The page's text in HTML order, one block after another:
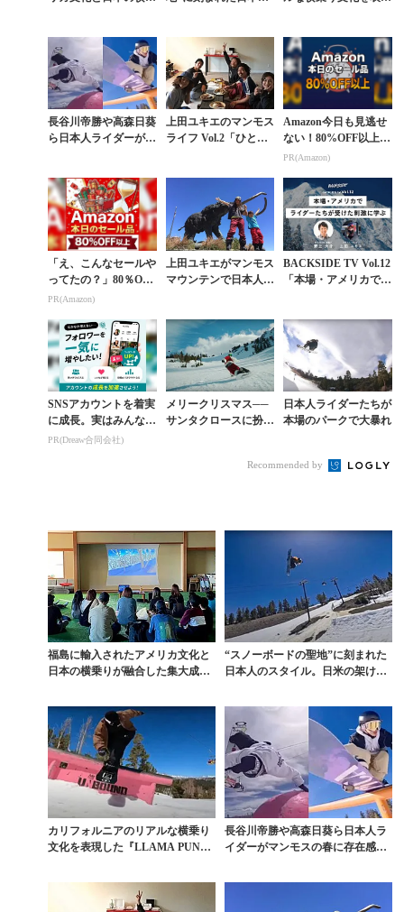
3』
ける『LLAMA PU...
長谷川帝勝や高森日葵
ら日本人ライダーがマ
存在が紡ぐ『LLAM...
上田ユキエのマンモス
ライフ Vol.2「ひとつ
Amazon今日も見逃せ
ない！80%OFF以上が
続々登場
PR(Amazon)
「え、こんなセールや
ってたの？」80％OFF
以上が続々登場！Am
PR(Amazon)
上田ユキエがマンモス
マウンテンで日本人ス
BACKSIDE TV Vol.12
「本場・アメリカでラ
SNSアカウントを着実
に成長。実はみんなコ
コ使ってます。
PR(Dreaw合同会社)
メリークリスマス──
サンタクロースに扮し
日本人ライダーたちが
本場のパークで大暴れ
Recommended by
福島に輸入されたアメリカ文化と
日本の横乗りが融合した集大成
“スノーボードの聖地”に刻まれた
日本人のスタイル。日米の架け橋
カリフォルニアのリアルな横乗り
文化を表現した『LLAMA PUNC
長谷川帝勝や高森日葵ら日本人ラ
イダーがマンモスの春に存在感を